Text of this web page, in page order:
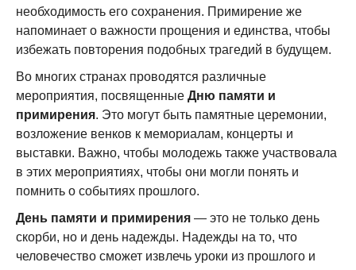
необходимость его сохранения. Примирение же
напоминает о важности прощения и единства, чтобы
избежать повторения подобных трагедий в будущем.
Во многих странах проводятся различные
мероприятия, посвященные Дню памяти и
примирения. Это могут быть памятные церемонии,
возложение венков к мемориалам, концерты и
выставки. Важно, чтобы молодежь также участвовала
в этих мероприятиях, чтобы они могли понять и
помнить о событиях прошлого.
День памяти и примирения — это не только день
скорби, но и день надежды. Надежды на то, что
человечество сможет извлечь уроки из прошлого и